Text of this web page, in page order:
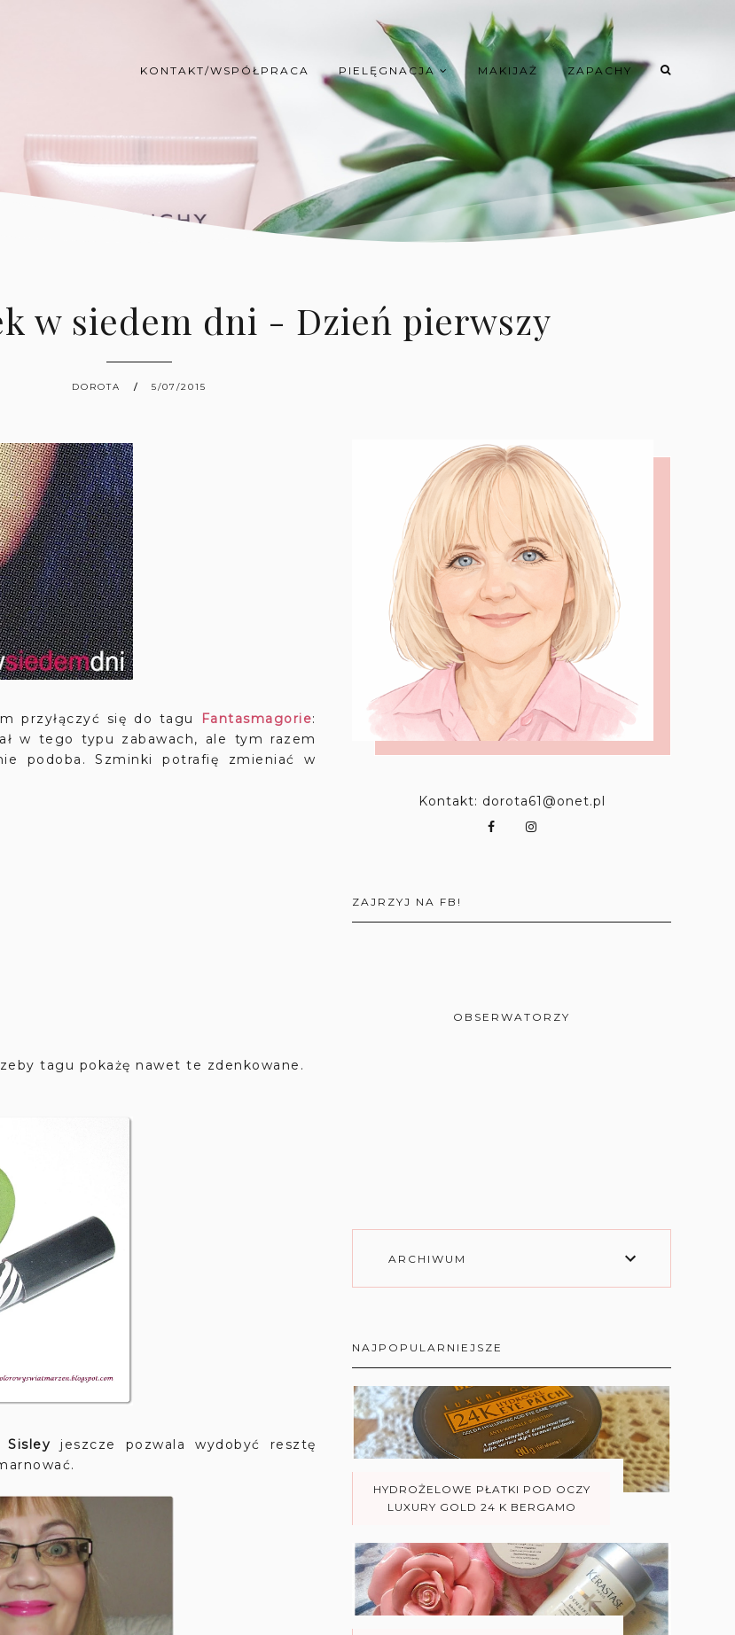
KONTAKT/WSPÓŁPRACA PIELĘGNACJA MAKIJAŻ ZAPACHY
w siedem dni - Dzień pierwszy
DOROTA 5/07/2015
przyłączyć się do tagu
Fantasmagorie:
w tego typu zabawach, ale tym razem
podoba. Szminki potrafię zmieniać w
tagu pokażę nawet te zdenkowane.
jeszcze pozwala wydobyć resztę
Kontakt: dorota61@onet.pl
ZAJRZYJ NA FB!
OBSERWATORZY
ARCHIWUM
NAJPOPULARNIEJSZE
HYDROŻELOWE PŁATKI POD OCZY
LUXURY GOLD 24 K BERGAMO